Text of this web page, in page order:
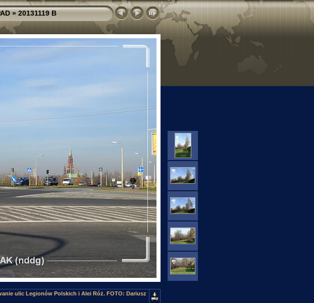
»20131119 B
ulic Legionów Polskich i Alei Róż. FOTO: Dariusz